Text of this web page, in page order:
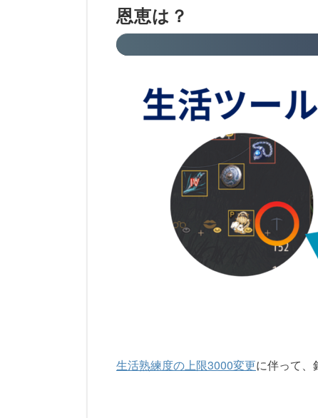
恩恵は？
生活熟練度の上限3000変更に伴って、